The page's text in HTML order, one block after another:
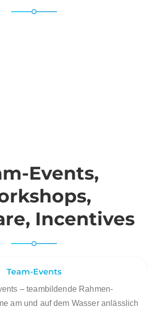
Events,
Incentives
Team-Events
– teambildende Rahmen-
am und auf dem Wasser anlässlich